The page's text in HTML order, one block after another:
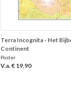
Terra Incognita - Het
Continent
Poster
V.a. € 19,90